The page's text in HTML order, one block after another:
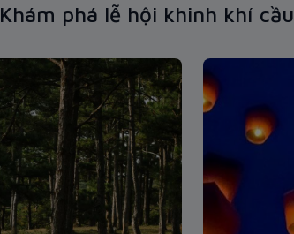
phá lễ hội khinh khí cầu